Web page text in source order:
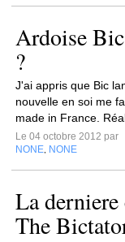
Ardoise
?
J'ai appris que Bic
nouvelle en soi me
made in France.
Le 04 octobre 2012 par
NONE NONE
La
The